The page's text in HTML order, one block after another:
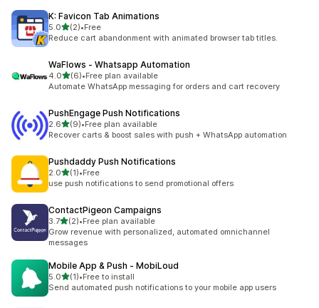
K: Favicon Tab Animations
5.0滿分 5 顆星
(2)
共有 2 則評價
•Free
Reduce cart abandonment with animated browser tab titles.
WaFlows ‑ Whatsapp Automation
4.0滿分 5 顆星
(6)
共有 6 則評價
•Free plan available
Automate WhatsApp messaging for orders and cart recovery
PushEngage Push Notifications
2.6滿分 5 顆星
(9)
共有 9 則評價
•Free plan available
Recover carts & boost sales with push + WhatsApp automation
Pushdaddy Push Notifications
2.0滿分 5 顆星
(1)
共有 1 則評價
•Free
use push notifications to send promotional offers
ContactPigeon Campaigns
3.7滿分 5 顆星
(2)
共有 2 則評價
•Free plan available
Grow revenue with personalized, automated omnichannel
messages
Mobile App & Push ‑ MobiLoud
5.0滿分 5 顆星
(1)
共有 1 則評價
•Free to install
Send automated push notifications to your mobile app users